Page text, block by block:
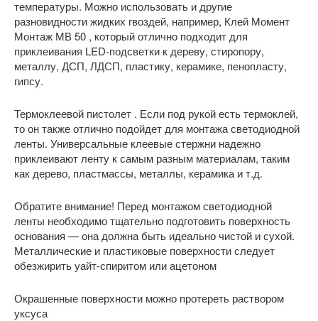
температуры. Можно использовать и другие
разновидности жидких гвоздей, например, Клей Момент
Монтаж МВ 50 , который отлично подходит для
приклеивания LED-подсветки к дереву, стиропору,
металлу, ДСП, ЛДСП, пластику, керамике, пенопласту,
гипсу.
Термоклеевой пистолет . Если под рукой есть термоклей,
то он также отлично подойдет для монтажа светодиодной
ленты. Универсальные клеевые стержни надежно
приклеивают ленту к самым разным материалам, таким
как дерево, пластмассы, металлы, керамика и т.д.
Обратите внимание! Перед монтажом светодиодной
ленты необходимо тщательно подготовить поверхность
основания — она должна быть идеально чистой и сухой.
Металлические и пластиковые поверхности следует
обезжирить уайт-спиритом или ацетоном
Окрашенные поверхности можно протереть раствором
уксуса